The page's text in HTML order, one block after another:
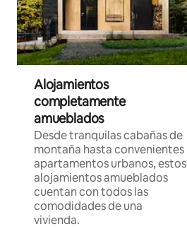
Alojamientos
completamente
amueblados
Desde tranquilas cabañas de
montaña hasta convenientes
apartamentos urbanos, estos
alojamientos amueblados
cuentan con todos las
comodidades de una
vivienda.